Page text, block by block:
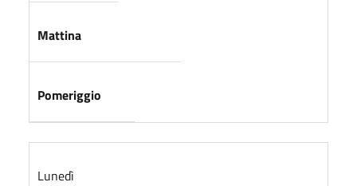
Mattina
Pomeriggio
Lunedì